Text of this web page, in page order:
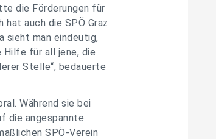
die Förderungen für
auch die SPÖ Graz
sieht man eindeutig,
für all jene, die
Stelle“, bedauerte
Während sie bei
die angespannte
SPÖ-Verein